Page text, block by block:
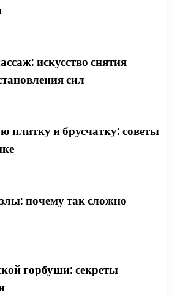
искусство снятия
сил
плитку и брусчатку: советы
почему так сложно
горбуши: секреты